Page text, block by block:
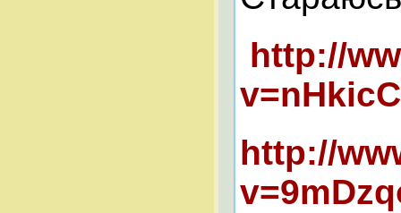
http://
http://